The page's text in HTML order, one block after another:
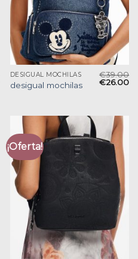
DESIGUAL MOCHILAS
desigual mochilas
€39.00
€26.00
¡Oferta!